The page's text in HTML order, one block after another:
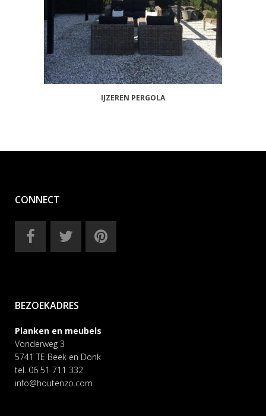
IJZEREN PERGOLA
CONNECT
BEZOEKADRES
Planken en meubels
Vonderweg 3
5741 TE Beek en Donk
tel. 06 51 711 332
info@houtenzo.com